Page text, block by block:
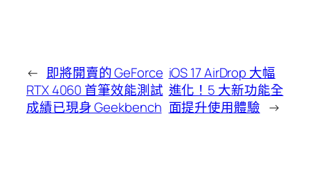
← 即將開賣的 GeForce
RTX 4060 首筆效能測試
成績已現身 Geekbench
iOS 17 AirDrop 大幅
進化！5 大新功能全
面提升使用體驗 →